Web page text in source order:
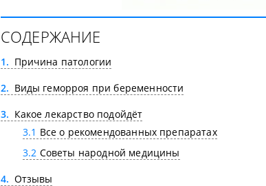
СОДЕРЖАНИЕ
1
Причина патологии
2
Виды геморроя при беременности
3
Какое лекарство подойдёт
3.1 Все о рекомендованных препаратах
3.2 Советы народной медицины
4
Отзывы